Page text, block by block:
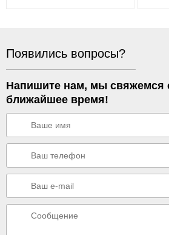
Появились вопросы?
Напишите нам, мы свяжемся
ближайшее время!